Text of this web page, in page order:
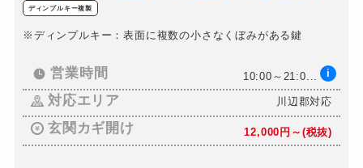
ドアノブカギ開け
ドアノブカギ作成 16,500円～(税込)
ドアノブカギ交換 11,000円～(税込)...
ディンプルキー複製
※ディンプルキー：表面に複数の小さなくぼみがある鍵
営業時間 10:00～21:0... i
対応エリア 川辺郡対応
玄関カギ開け 12,000円～(税抜)